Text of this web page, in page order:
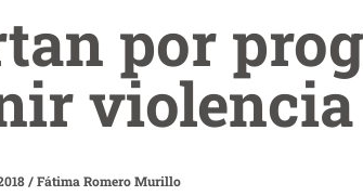
por
violencia
/Fátima Romero Murillo